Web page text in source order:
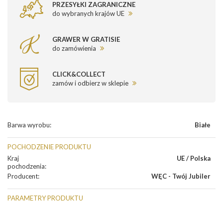
PRZESYŁKI ZAGRANICZNE
do wybranych krajów UE
GRAWER W GRATISIE
do zamówienia
CLICK&COLLECT
zamów i odbierz w sklepie
Barwa wyrobu: Białe
POCHODZENIE PRODUKTU
Kraj
pochodzenia:
UE / Polska
Producent: WĘC - Twój Jubiler
PARAMETRY PRODUKTU